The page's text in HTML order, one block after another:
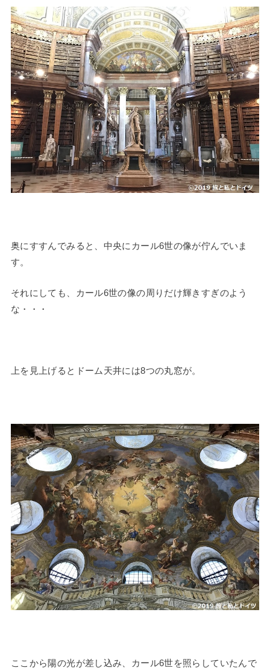
奥にすすんでみると、中央にカール6世の像が佇んでいま
す。
それにしても、カール6世の像の周りだけ輝きすぎのよう
な・・・
上を見上げるとドーム天井には8つの丸窓が。
ここから陽の光が差し込み、カール6世を照らしていたんで